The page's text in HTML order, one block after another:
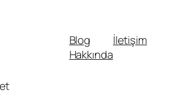
Blog
Hakkında
İletişim